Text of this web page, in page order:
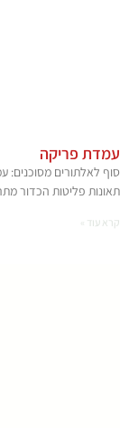
עמדת פריקה
סוף לאלתורים
תאונות פליטות הכדור
קרא עוד »